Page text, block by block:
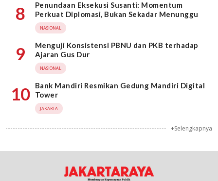
8
Penundaan Eksekusi Susanti: Momentum
Perkuat Diplomasi, Bukan Sekadar Menunggu
NASIONAL
9
Menguji Konsistensi PBNU dan PKB terhadap
Ajaran Gus Dur
NASIONAL
10
Bank Mandiri Resmikan Gedung Mandiri Digital
Tower
JAKARTA
+Selengkapnya